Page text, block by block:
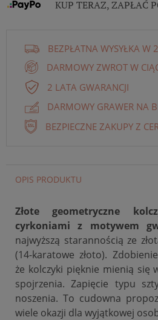
KUP TERAZ, ZAPŁAĆ
BEZPŁATNA WYSYŁKA W
DARMOWY ZWROT W
2 LATA GWARANCJI
DARMOWY GRAWER NA
BEZPIECZNE ZAKUPY Z
OPIS PRODUKTU
Złote geometryczne
cyrkoniami z motywem
najwyższą starannością ze
(14-karatowe złoto).
że kolczyki pięknie mienią się
spojrzenia. Zapięcie typu
noszenia. To cudowna
wiele okazji dla wyjątkowej